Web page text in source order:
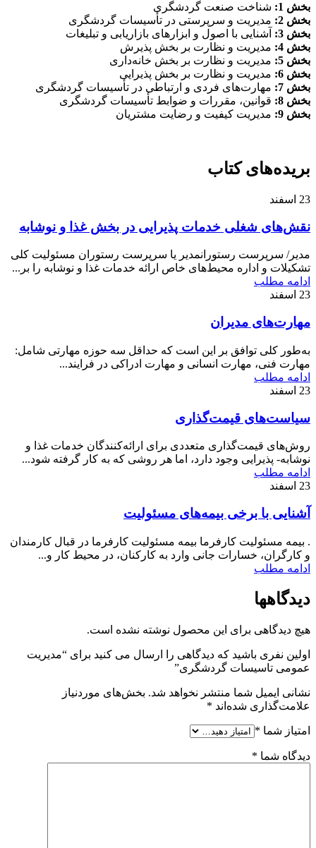
بخش 1:
شناخت صنعت گردشگری
بخش 2:
مدیریت و سرپرستی در تأسیسات گردشگری
بخش 3:
آشنایی با اصول و ابزارهای بازاریابی و تبلیغات
بخش 4:
مدیریت و نظارت بر بخش پذیرش
بخش 5:
مدیریت و نظارت بر بخش خانه‌داری
بخش 6:
مدیریت و نظارت بر بخش پذیرایی
بخش 7:
مهارت‌های فردی و ارتباطی در تأسیسات گردشگری
بخش 8:
قوانین، مقررات و ضوابط تأسیسات گردشگری
بخش 9:
مدیریت کیفیت و رضایت مشتریان
بریده‌های کتاب
23 اسفند
نقش‌های شغلی خدمات پذیرایی در بخش غذا و نوشابه
مدیر/ سرپرست رستورانمدیر یا سرپرست رستوران مسئولیت کلی
تشکیلات و اداره محیط‌های خاص ارائه خدمات غذا و نوشابه را بر...
ادامه مطلب
23 اسفند
مهارت‌های مدیران
به‌طور کلی توافق بر این است که حداقل سه حوزه مهارتی شامل:
مهارت فنی، مهارت انسانی و مهارت ادراکی در فرایند...
ادامه مطلب
23 اسفند
سیاست‌های قیمت‌گذاری
روش‌های قیمت‌گذاری متعددی برای ارائه‌کنندگان خدمات غذا و
نوشابه- پذیرایی وجود دارد، اما هر روشی که به کار گرفته شود...
ادامه مطلب
23 اسفند
آشنایی با برخی بیمه‌های مسئولیت
. بیمه مسئولیت کارفرما بیمه مسئولیت کارفرما در قبال کارمندان
و کارگران، خسارات جانی وارد به کارکنان، در محیط کار و...
ادامه مطلب
دیدگاهها
هیچ دیدگاهی برای این محصول نوشته نشده است.
اولین نفری باشید که دیدگاهی را ارسال می کنید برای “مدیریت
عمومی تاسیسات گردشگری”
نشانی ایمیل شما منتشر نخواهد شد. بخش‌های موردنیاز
علامت‌گذاری شده‌اند *
امتیاز شما *
دیدگاه شما *